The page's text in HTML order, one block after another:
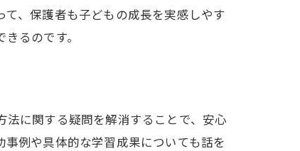
、保護者も子どもの成長を実感しやす
るのです。
に関する疑問を解消することで、安心
例や具体的な学習成果についても話を